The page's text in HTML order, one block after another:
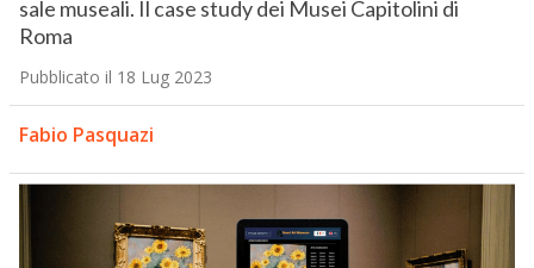
sale museali. Il case study dei Musei Capitolini di
Roma
Pubblicato il 18 Lug 2023
Fabio Pasquazi